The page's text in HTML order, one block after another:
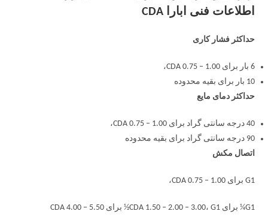
اطلاعات فنی ابارا CDA
حداکثر فشار کاری
6 بار برای CDA 0.75 – 1.00،
10 بار برای بقیه محدوده
حداکثر دمای مایع
40 درجه سانتی گراد برای CDA 0.75 – 1.00،
90 درجه سانتی گراد برای بقیه محدوده
اتصال مکش
G1 برای CDA 0.75 – 1.00،
G1¼ برای CDA 1.50 – 2.00 – 3.00، G1½ برای CDA 4.00 – 5.50